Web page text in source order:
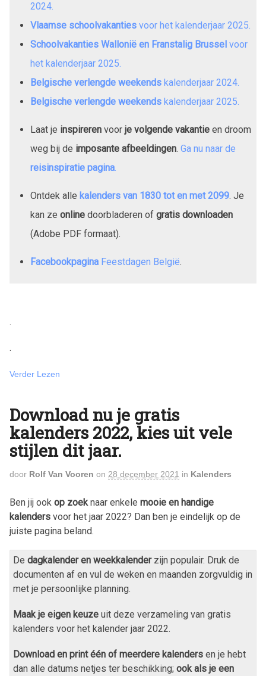
2024
Vlaamse schoolvakanties voor het kalenderjaar 2025
Schoolvakanties Wallonië en Franstalig Brussel voor
het kalenderjaar 2025
Belgische verlengde weekends kalenderjaar 2024
Belgische verlengde weekends kalenderjaar 2025
Laat je inspireren voor je volgende vakantie en droom
weg bij de imposante afbeeldingen. Ga nu naar de
reisinspiratie pagina
Ontdek alle kalenders van 1830 tot en met2099. Je
kan ze online doorbladeren of gratis downloaden
(Adobe PDF formaat).
Facebookpagina Feestdagen België.
.
.
Verder Lezen
Download nu je gratis
kalenders 2022, kies uit vele
stijlen dit jaar.
door Rolf Van Vooren on 28 december 2021 in Kalenders
Ben jij ook op zoeknaar enkele mooie en handige
kalenders voor het jaar 2022? Dan ben je eindelijk op de
juiste pagina beland.
De dagkalender en weekkalenderzijn populair. Druk de
documenten af en vul de weken en maanden zorgvuldig in
met je persoonlijke planning.
Maak je eigen keuze uit deze verzameling van gratis
kalenders voor het kalender jaar 2022.
Download en print één of meerdere kalenders en je hebt
dan alle datums netjes ter beschikking; ook als je een